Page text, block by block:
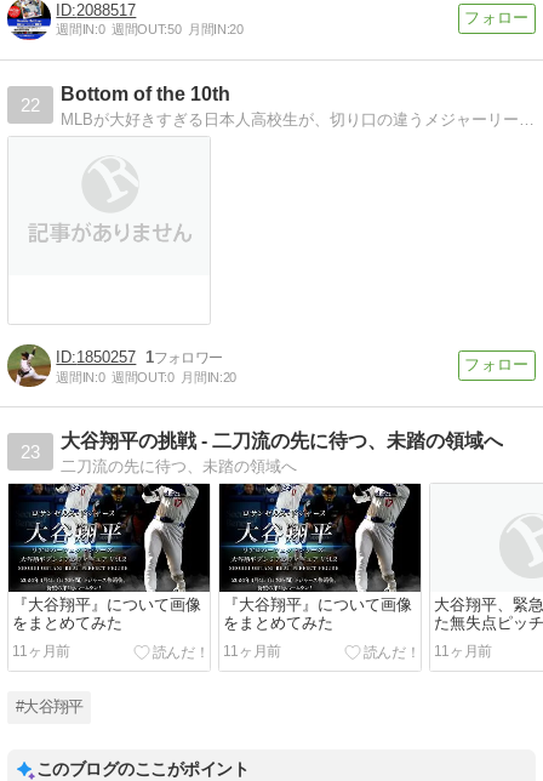
2088517
週間IN:0 週間OUT:50 月間IN:20
22
Bottom of the 10th
MLBが大好きすぎる日本人高校生が、切り口の違うメジャーリーグを紹介！読めば野球英語が上達するかも？
1850257 1
週間IN:0 週間OUT:0 月間IN:20
23
大谷翔平の挑戦 - 二刀流の先に待つ、未踏の領域へ
二刀流の先に待つ、未踏の領域へ
『大谷翔平』について画像
をまとめてみた
11ヶ月前
『大谷翔平』について画像
をまとめてみた
11ヶ月前
大谷翔平、緊
た無失点ピッ
11ヶ月前
#大谷翔平
このブログのここがポイント